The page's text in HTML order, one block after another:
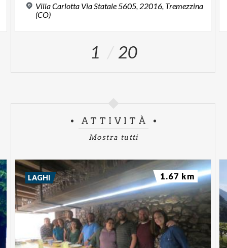
Villa Carlotta Via Statale 5605, 22016, Tremezzina
(CO)
1 20
ATTIVITÀ
Mostra tutti
LAGHI 1.67 km